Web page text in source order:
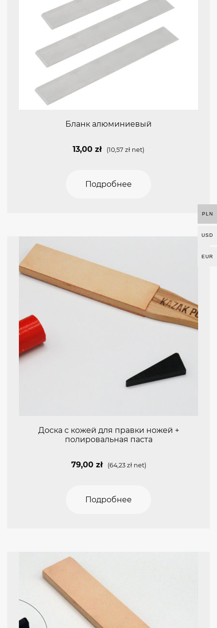
Бланк алюминиевый
13,00 zł (10,57 zł net)
Подробнее
Доска с кожей для правки ножей +
полировальная паста
79,00 zł (64,23 złnet)
Подробнее
PLN
USD
EUR